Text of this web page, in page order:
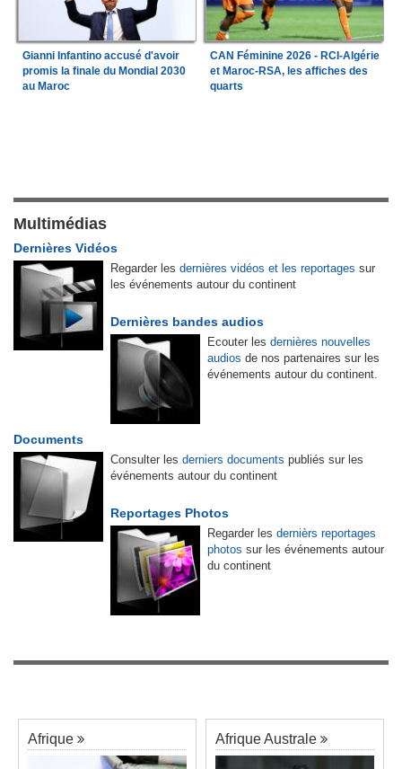
Gianni Infantino accusé d'avoir
promis la finale du Mondial 2030
au Maroc
CAN Féminine 2026 - RCI-Algérie
et Maroc-RSA, les affiches des
quarts
Multimédias
Dernières Vidéos
Regarder les dernières vidéos et les reportages sur
les événements autour du continent
Dernières bandes audios
Ecouter les dernières nouvelles
audios de nos partenaires sur les
événements autour du continent.
Documents
Consulter les derniers documents publiés sur les
événements autour du continent
Reportages Photos
Regarder les dernièrs reportages
photos sur les événements autour
du continent
Afrique Afrique Australe